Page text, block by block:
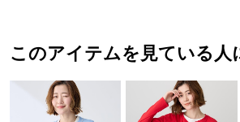
このアイテムを見ている人